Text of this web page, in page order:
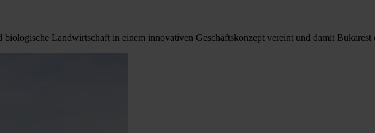
Landwirtschaft in einem innovativen Geschäftskonzept vereint und damit Bukarest